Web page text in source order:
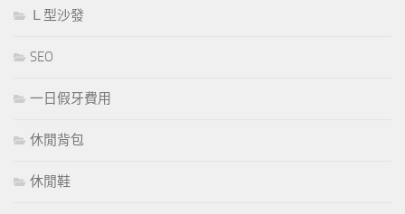
Ｌ型沙發
SEO
一日假牙費用
休閒背包
休閒鞋